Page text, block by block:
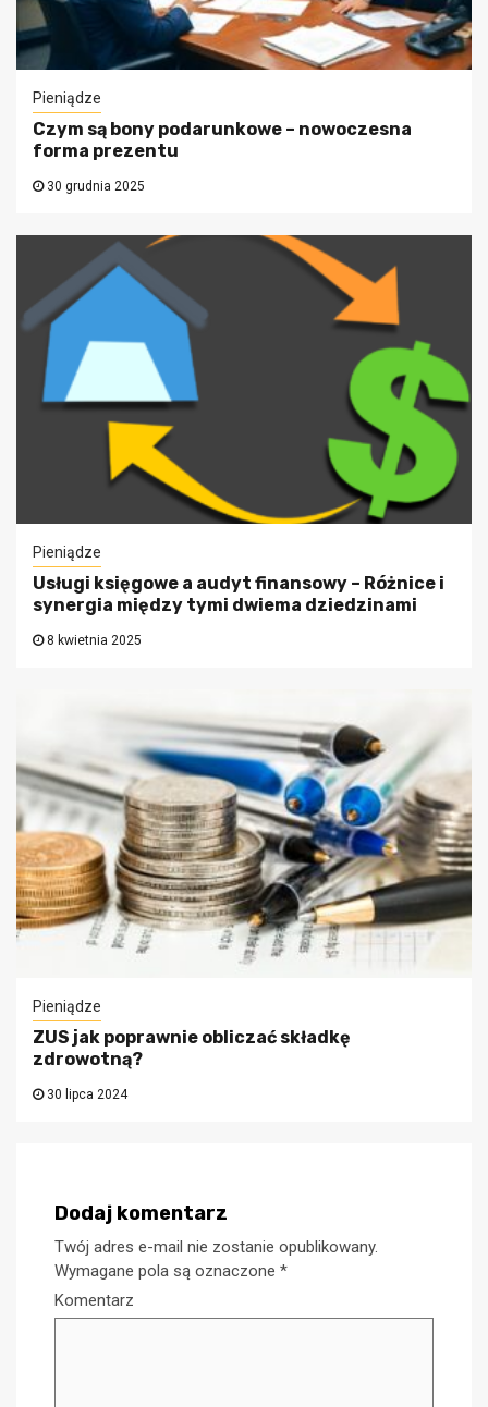
Pieniądze
Czym są bony podarunkowe – nowoczesna
forma prezentu
30 grudnia 2025
Pieniądze
Usługi księgowe a audyt finansowy – Różnice i
synergia między tymi dwiema dziedzinami
8 kwietnia 2025
Pieniądze
ZUS jak poprawnie obliczać składkę
zdrowotną?
30 lipca 2024
Dodaj komentarz
Twój adres e-mail nie zostanie opublikowany.
Wymagane pola są oznaczone *
Komentarz